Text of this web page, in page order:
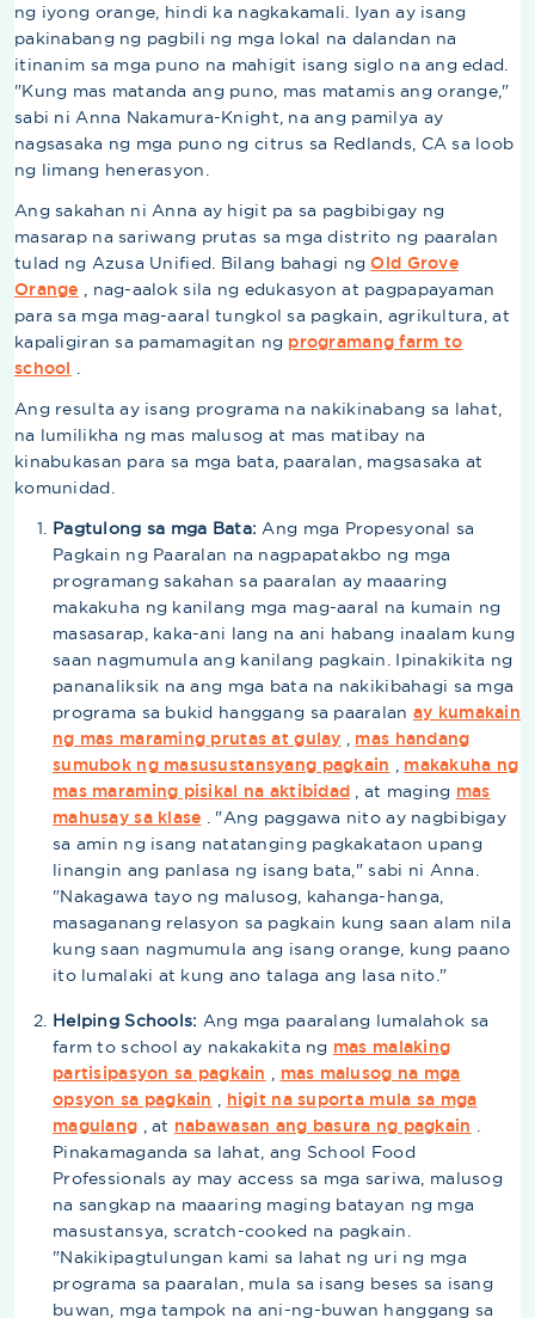
ng iyong orange, hindi ka nagkakamali. Iyan ay isang
pakinabang ng pagbili ng mga lokal na dalandan na
itinanim sa mga puno na mahigit isang siglo na ang edad.
"Kung mas matanda ang puno, mas matamis ang orange,"
sabi ni Anna Nakamura-Knight, na ang pamilya ay
nagsasaka ng mga puno ng citrus sa Redlands, CA sa loob
ng limang henerasyon.
Ang sakahan ni Anna ay higit pa sa pagbibigay ng
masarap na sariwang prutas sa mga distrito ng paaralan
tulad ng Azusa Unified. Bilang bahagi ngOld Grove
Orange , nag-aalok sila ng edukasyon at pagpapayaman
para sa mga mag-aaral tungkol sa pagkain, agrikultura, at
kapaligiran sa pamamagitan ng programang farm to
school .
Ang resulta ay isang programa na nakikinabang sa lahat,
na lumilikha ng mas malusog at mas matibay na
kinabukasan para sa mga bata, paaralan, magsasaka at
komunidad.
Pagtulong sa mga Bata: Ang mga Propesyonal sa
Pagkain ng Paaralan na nagpapatakbo ng mga
programang sakahan sa paaralan ay maaaring
makakuha ng kanilang mga mag-aaral na kumain ng
masasarap, kaka-ani lang na ani habang inaalam kung
saan nagmumula ang kanilang pagkain. Ipinakikita ng
pananaliksik na ang mga bata na nakikibahagi sa mga
programa sa bukid hanggang sa paaralan ay kumakain
ng mas maraming prutas at gulay , mas handang
sumubok ng masusustansyang pagkain , makakuha ng
mas maraming pisikal na aktibidad , at maging mas
mahusay sa klase . "Ang paggawa nito ay nagbibigay
sa amin ng isang natatanging pagkakataon upang
linangin ang panlasa ng isang bata," sabi ni Anna.
"Nakagawa tayo ng malusog, kahanga-hanga,
masaganang relasyon sa pagkain kung saan alam nila
kung saan nagmumula ang isang orange, kung paano
ito lumalaki at kung ano talaga ang lasa nito."
Helping Schools: Ang mga paaralang lumalahok sa
farm to school ay nakakakita ng mas malaking
partisipasyon sa pagkain , mas malusog na mga
opsyon sa pagkain , higit na suporta mula sa mga
magulang , at nabawasan ang basura ng pagkain .
Pinakamaganda sa lahat, ang School Food
Professionals ay may access sa mga sariwa, malusog
na sangkap na maaaring maging batayan ng mga
masustansya, scratch-cooked na pagkain.
"Nakikipagtulungan kami sa lahat ng uri ng mga
programa sa paaralan, mula sa isang beses sa isang
buwan, mga tampok na ani-ng-buwan hanggang sa